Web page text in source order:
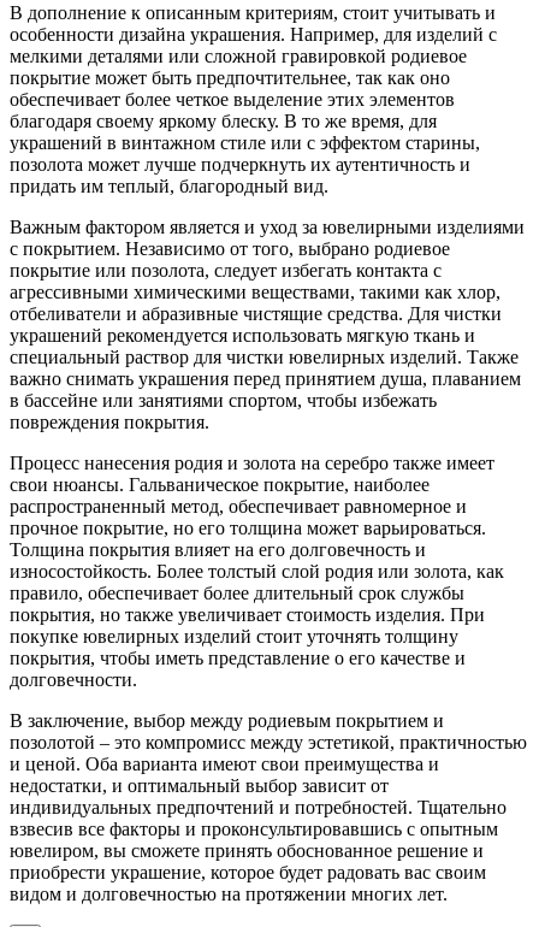
В дополнение к описанным критериям, стоит учитывать и
особенности дизайна украшения. Например, для изделий с
мелкими деталями или сложной гравировкой родиевое
покрытие может быть предпочтительнее, так как оно
обеспечивает более четкое выделение этих элементов
благодаря своему яркому блеску. В то же время, для
украшений в винтажном стиле или с эффектом старины,
позолота может лучше подчеркнуть их аутентичность и
придать им теплый, благородный вид.
Важным фактором является и уход за ювелирными изделиями
с покрытием. Независимо от того, выбрано родиевое
покрытие или позолота, следует избегать контакта с
агрессивными химическими веществами, такими как хлор,
отбеливатели и абразивные чистящие средства. Для чистки
украшений рекомендуется использовать мягкую ткань и
специальный раствор для чистки ювелирных изделий. Также
важно снимать украшения перед принятием душа, плаванием
в бассейне или занятиями спортом, чтобы избежать
повреждения покрытия.
Процесс нанесения родия и золота на серебро также имеет
свои нюансы. Гальваническое покрытие, наиболее
распространенный метод, обеспечивает равномерное и
прочное покрытие, но его толщина может варьироваться.
Толщина покрытия влияет на его долговечность и
износостойкость. Более толстый слой родия или золота, как
правило, обеспечивает более длительный срок службы
покрытия, но также увеличивает стоимость изделия. При
покупке ювелирных изделий стоит уточнять толщину
покрытия, чтобы иметь представление о его качестве и
долговечности.
В заключение, выбор между родиевым покрытием и
позолотой – это компромисс между эстетикой, практичностью
и ценой. Оба варианта имеют свои преимущества и
недостатки, и оптимальный выбор зависит от
индивидуальных предпочтений и потребностей. Тщательно
взвесив все факторы и проконсультировавшись с опытным
ювелиром, вы сможете принять обоснованное решение и
приобрести украшение, которое будет радовать вас своим
видом и долговечностью на протяжении многих лет.